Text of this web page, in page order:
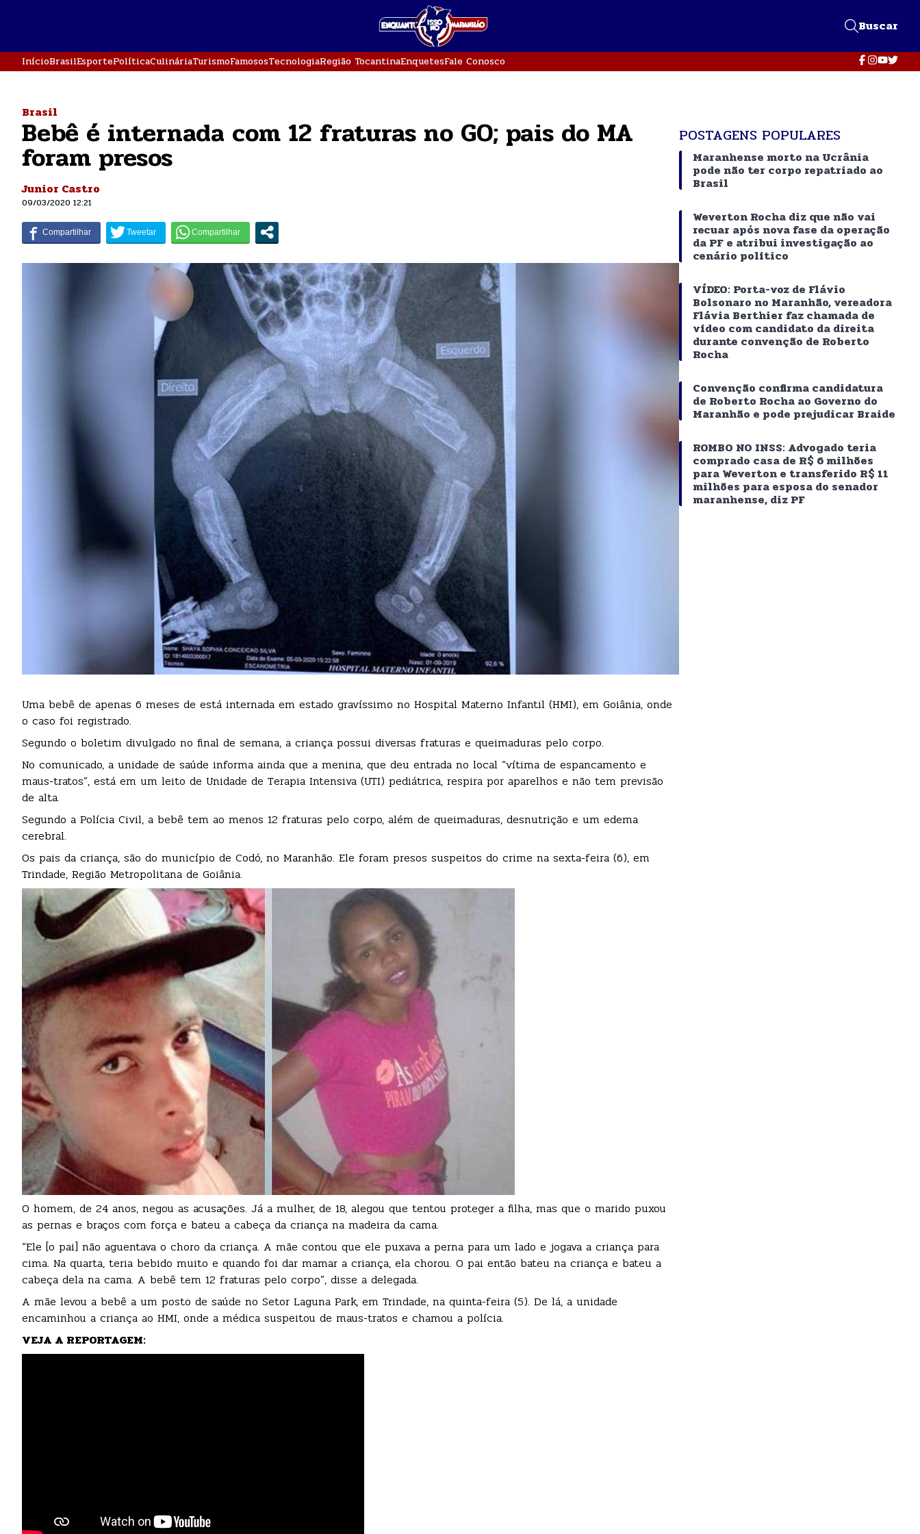
Buscar
InícioBrasilEsportePolíticaCulináriaTurismoFamososTecnologiaRegião TocantinaEnquetesFale Conosco
Brasil
Bebê é internada com 12 fraturas no GO; pais do MA
foram presos
Junior Castro
09/03/2020 12:21
Uma bebê de apenas 6 meses de está internada em estado gravíssimo no Hospital Materno Infantil (HMI), em Goiânia, onde
o caso foi registrado.
Segundo o boletim divulgado no final de semana, a criança possui diversas fraturas e queimaduras pelo corpo.
No comunicado, a unidade de saúde informa ainda que a menina, que deu entrada no local “vítima de espancamento e
maus-tratos”, está em um leito de Unidade de Terapia Intensiva (UTI) pediátrica, respira por aparelhos e não tem previsão
de alta.
Segundo a Polícia Civil, a bebê tem ao menos 12 fraturas pelo corpo, além de queimaduras, desnutrição e um edema
cerebral.
Os pais da criança, são do município de Codó, no Maranhão. Ele foram presos suspeitos do crime na sexta-feira (6), em
Trindade, Região Metropolitana de Goiânia.
O homem, de 24 anos, negou as acusações. Já a mulher, de 18, alegou que tentou proteger a filha, mas que o marido puxou
as pernas e braços com força e bateu a cabeça da criança na madeira da cama.
“Ele [o pai] não aguentava o choro da criança. A mãe contou que ele puxava a perna para um lado e jogava a criança para
cima. Na quarta, teria bebido muito e quando foi dar mamar a criança, ela chorou. O pai então bateu na criança e bateu a
cabeça dela na cama. A bebê tem 12 fraturas pelo corpo”, disse a delegada.
A mãe levou a bebê a um posto de saúde no Setor Laguna Park, em Trindade, na quinta-feira (5). De lá, a unidade
encaminhou a criança ao HMI, onde a médica suspeitou de maus-tratos e chamou a polícia.
VEJA A REPORTAGEM:
POSTAGENS POPULARES
Maranhense morto na Ucrânia
pode não ter corpo repatriado ao
Brasil
Weverton Rocha diz que não vai
recuar após nova fase da operação
da PF e atribui investigação ao
cenário político
VÍDEO: Porta-voz de Flávio
Bolsonaro no Maranhão, vereadora
Flávia Berthier faz chamada de
vídeo com candidato da direita
durante convenção de Roberto
Rocha
Convenção confirma candidatura
de Roberto Rocha ao Governo do
Maranhão e pode prejudicar Braide
ROMBO NO INSS: Advogado teria
comprado casa de R$ 6 milhões
para Weverton e transferido R$ 11
milhões para esposa do senador
maranhense, diz PF